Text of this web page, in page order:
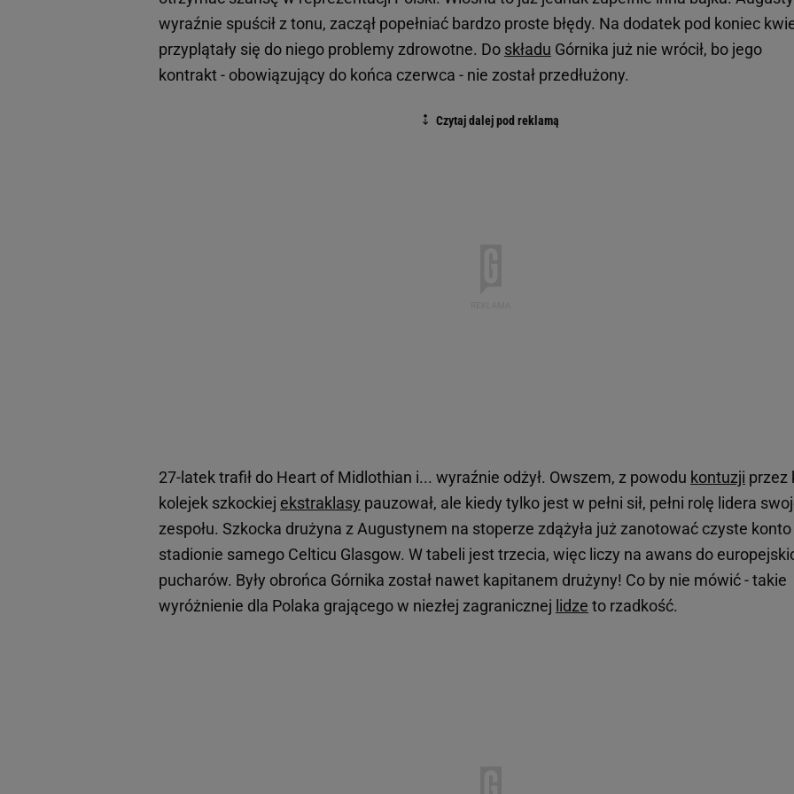
wyraźnie spuścił z tonu, zaczął popełniać bardzo proste błędy. Na dodatek pod koniec
przyplątały się do niego problemy zdrowotne. Do składu Górnika już nie wrócił, bo jego
kontrakt - obowiązujący do końca czerwca - nie został przedłużony.
27-latek trafił do Heart of Midlothian i... wyraźnie odżył. Owszem, z powodu kontuzji przez
kolejek szkockiej ekstraklasy pauzował, ale kiedy tylko jest w pełni sił, pełni rolę lidera
zespołu. Szkocka drużyna z Augustynem na stoperze zdążyła już zanotować czyste konto
stadionie samego Celticu Glasgow. W tabeli jest trzecia, więc liczy na awans do
pucharów. Były obrońca Górnika został nawet kapitanem drużyny! Co by nie mówić - takie
wyróżnienie dla Polaka grającego w niezłej zagranicznej lidze to rzadkość.